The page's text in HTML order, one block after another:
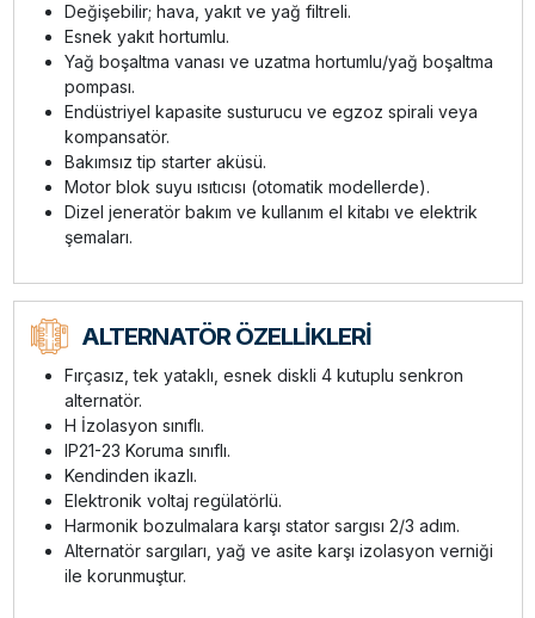
Değişebilir; hava, yakıt ve yağ filtreli.
Esnek yakıt hortumlu.
Yağ boşaltma vanası ve uzatma hortumlu/yağ boşaltma
pompası.
Endüstriyel kapasite susturucu ve egzoz spirali veya
kompansatör.
Bakımsız tip starter aküsü.
Motor blok suyu ısıtıcısı (otomatik modellerde).
Dizel jeneratör bakım ve kullanım el kitabı ve elektrik
şemaları.
ALTERNATÖR ÖZELLİKLERİ
Fırçasız, tek yataklı, esnek diskli 4 kutuplu senkron
alternatör.
H İzolasyon sınıflı.
IP21-23 Koruma sınıflı.
Kendinden ikazlı.
Elektronik voltaj regülatörlü.
Harmonik bozulmalara karşı stator sargısı 2/3 adım.
Alternatör sargıları, yağ ve asite karşı izolasyon verniği
ile korunmuştur.